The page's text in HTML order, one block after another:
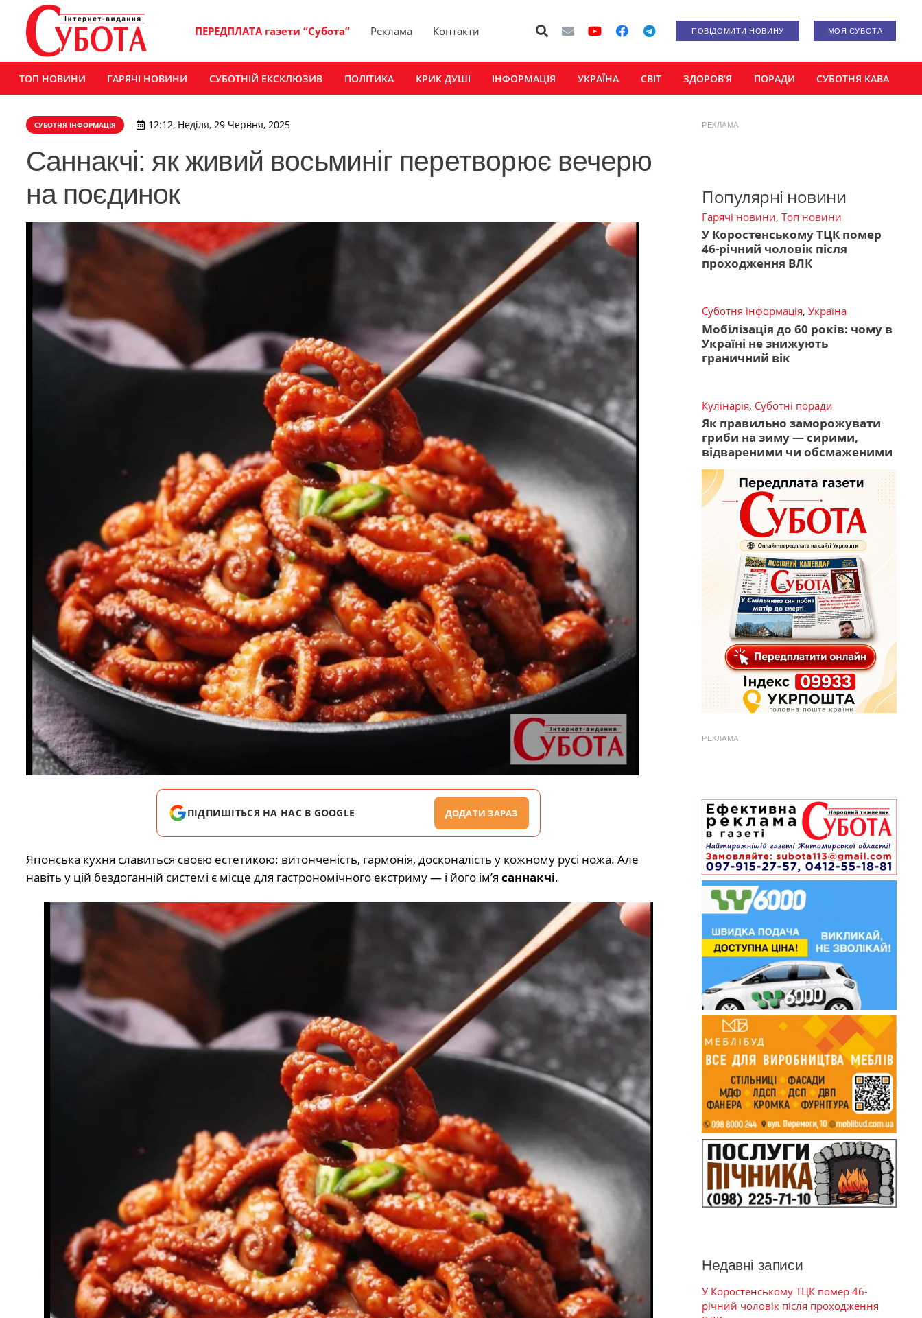
ПЕРЕДПЛАТА газети “Субота” Реклама Контакти ПОВІДОМИТИ НОВИНУ МОЯ СУБОТА
ТОП НОВИНИ ГАРЯЧІ НОВИНИ СУБОТНІЙ ЕКСКЛЮЗИВ ПОЛІТИКА КРИК ДУШІ ІНФОРМАЦІЯ УКРАЇНА СВІТ ЗДОРОВ’Я ПОРАДИ СУБОТНЯ КАВА
СУБОТНЯ ІНФОРМАЦІЯ 12:12, Неділя, 29 Червня, 2025
Саннакчі: як живий восьминіг перетворює вечерю
на поєдинок
ПІДПИШІТЬСЯ НА НАС В GOOGLE ДОДАТИ ЗАРАЗ
Японська кухня славиться своєю естетикою: витонченість, гармонія, досконалість у кожному русі ножа. Але
навіть у цій бездоганній системі є місце для гастрономічного екстриму — і його ім’я саннакчі.
РЕКЛАМА
Популярні новини
Гарячі новини, Топ новини
У Коростенському ТЦК помер
46-річний чоловік після
проходження ВЛК
Суботня інформація, Україна
Мобілізація до 60 років: чому в
Україні не знижують
граничний вік
Кулінарія, Суботні поради
Як правильно заморожувати
гриби на зиму — сирими,
відвареними чи обсмаженими
РЕКЛАМА
Недавні записи
У Коростенському ТЦК помер 46-
річний чоловік після проходження